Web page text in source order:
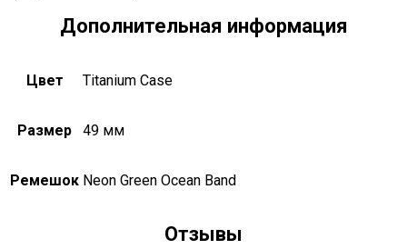
Дополнительная информация
Цвет Titanium Case
Размер 49 мм
Ремешок Neon Green Ocean Band
Отзывы